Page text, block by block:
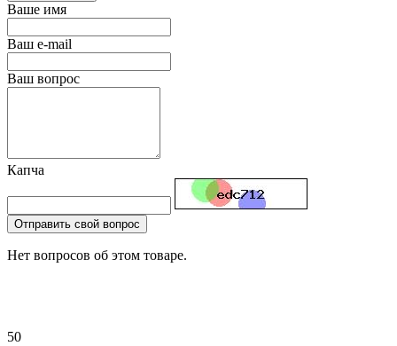
Ваше имя
Ваш e-mail
Ваш вопрос
Капча
Отправить свой вопрос
Нет вопросов об этом товаре.
50